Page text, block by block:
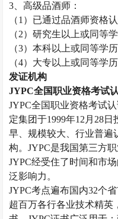
3、高级品酒师 ：
（1）已通过品酒师资格
（2）研究生以上或同等学
（3）本科以上或同等学
（4）大专以上或同等学
发证机构
JYPC全国职业资格考试
JYPC全国职业资格考试
定集团于1999年12月28
早、规模较大、行业普遍
构。JYPC是我国第三方
JYPC经受住了时间和市
泛影响力。
JYPC考点遍布国内32个
超百万各行各业技术精英